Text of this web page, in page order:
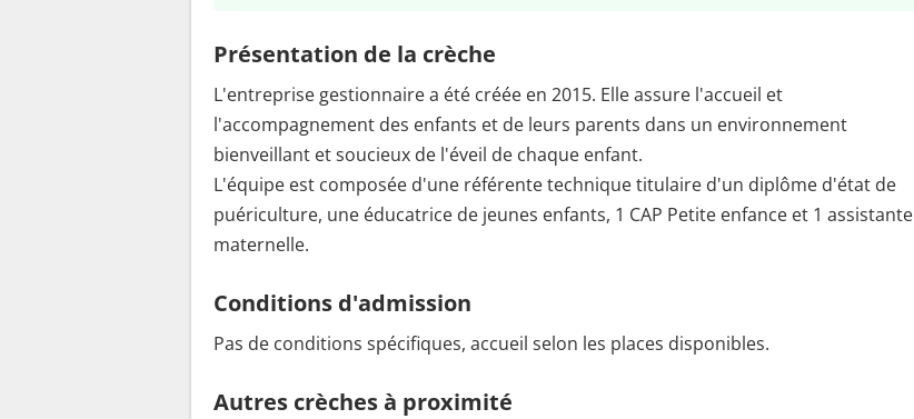
Présentation de la crèche
L'entreprise gestionnaire a été créée en 2015. Elle assure l'accueil et
l'accompagnement des enfants et de leurs parents dans un environnement
bienveillant et soucieux de l'éveil de chaque enfant.
L'équipe est composée d'une référente technique titulaire d'un diplôme d'état de
puériculture, une éducatrice de jeunes enfants, 1 CAP Petite enfance et 1 assistante
maternelle.
Conditions d'admission
Pas de conditions spécifiques, accueil selon les places disponibles.
Autres crèches à proximité